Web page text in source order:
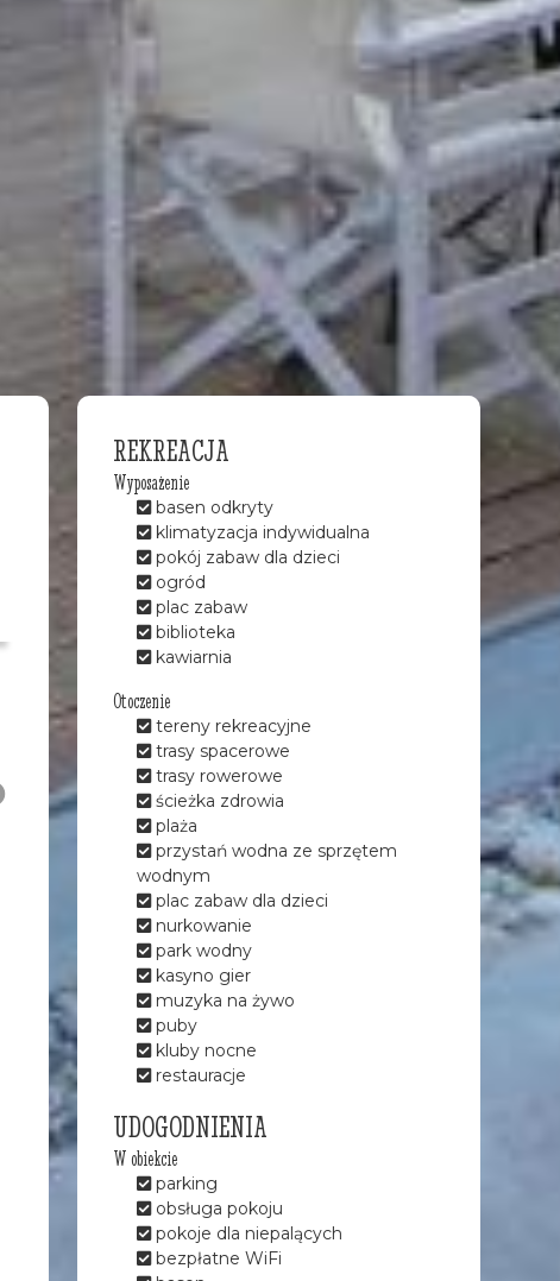
REKREACJA
Wyposażenie
basen odkryty
klimatyzacja indywidualna
pokój zabaw dla dzieci
ogród
plac zabaw
biblioteka
kawiarnia
Otoczenie
tereny rekreacyjne
trasy spacerowe
trasy rowerowe
ścieżka zdrowia
plaża
przystań wodna ze sprzętem
wodnym
plac zabaw dla dzieci
nurkowanie
park wodny
kasyno gier
muzyka na żywo
puby
kluby nocne
restauracje
UDOGODNIENIA
W obiekcie
parking
obsługa pokoju
pokoje dla niepalących
bezpłatne WiFi